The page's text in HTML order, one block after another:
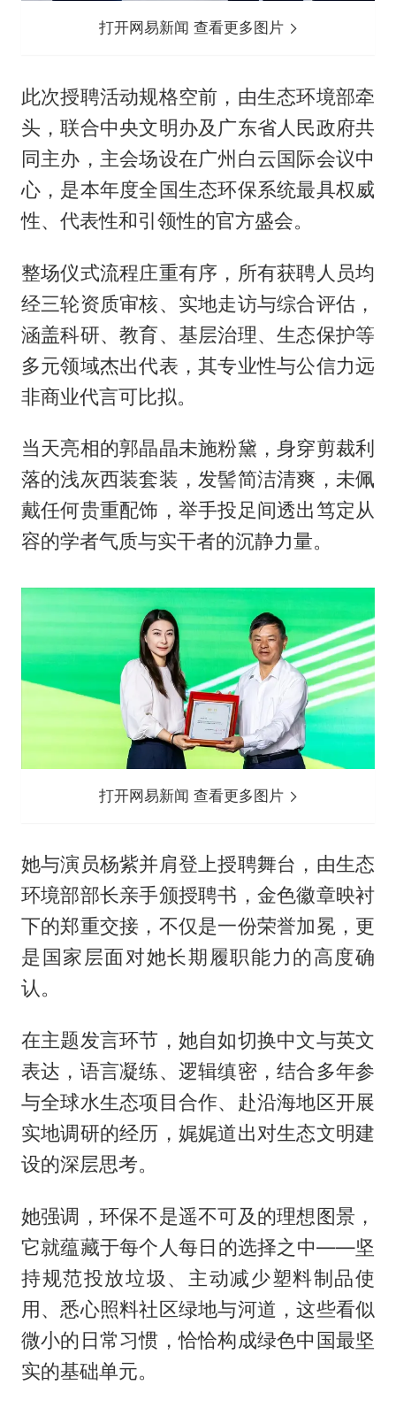
打开网易新闻 查看更多图片
此次授聘活动规格空前，由生态环境部牵
头，联合中央文明办及广东省人民政府共
同主办，主会场设在广州白云国际会议中
心，是本年度全国生态环保系统最具权威
性、代表性和引领性的官方盛会。
整场仪式流程庄重有序，所有获聘人员均
经三轮资质审核、实地走访与综合评估，
涵盖科研、教育、基层治理、生态保护等
多元领域杰出代表，其专业性与公信力远
非商业代言可比拟。
当天亮相的郭晶晶未施粉黛，身穿剪裁利
落的浅灰西装套装，发髻简洁清爽，未佩
戴任何贵重配饰，举手投足间透出笃定从
容的学者气质与实干者的沉静力量。
打开网易新闻 查看更多图片
她与演员杨紫并肩登上授聘舞台，由生态
环境部部长亲手颁授聘书，金色徽章映衬
下的郑重交接，不仅是一份荣誉加冕，更
是国家层面对她长期履职能力的高度确
认。
在主题发言环节，她自如切换中文与英文
表达，语言凝练、逻辑缜密，结合多年参
与全球水生态项目合作、赴沿海地区开展
实地调研的经历，娓娓道出对生态文明建
设的深层思考。
她强调，环保不是遥不可及的理想图景，
它就蕴藏于每个人每日的选择之中——坚
持规范投放垃圾、主动减少塑料制品使
用、悉心照料社区绿地与河道，这些看似
微小的日常习惯，恰恰构成绿色中国最坚
实的基础单元。